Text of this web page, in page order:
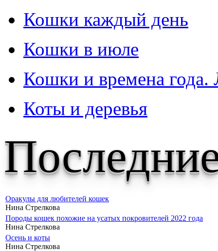
Кошки каждый день
Кошки в июле
Кошки и времена года.
Коты и деревья
Оракулы для любителей кошек
Нина Стрелкова
Породы кошек похожие на усатых покровителей 2022 года
Нина Стрелкова
Осень и коты
Нина Стрелкова